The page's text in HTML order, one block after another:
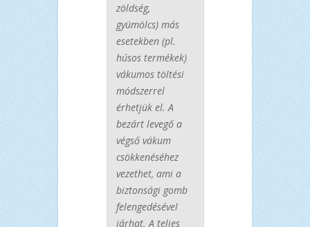
zöldség,
gyümölcs) más
esetekben (pl.
húsos termékek)
vákumos töltési
módszerrel
érhetjük el. A
bezárt levegő a
végső vákum
csökkenéséhez
vezethet, ami a
biztonsági gomb
felengedésével
járhat. A teljes